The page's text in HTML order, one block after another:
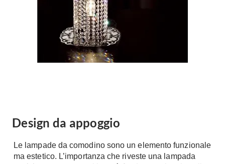
Lavatrici
Asciugatrici
Piccoli
Elettrodomestici
Mobili Soggiorno
Climatizzatori
Design da appoggio
Le lampade da comodino sono un elemento funzionale
ma estetico. L’importanza che riveste una lampada